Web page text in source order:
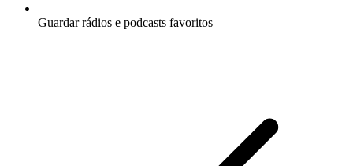
Guardar rádios e podcasts favoritos